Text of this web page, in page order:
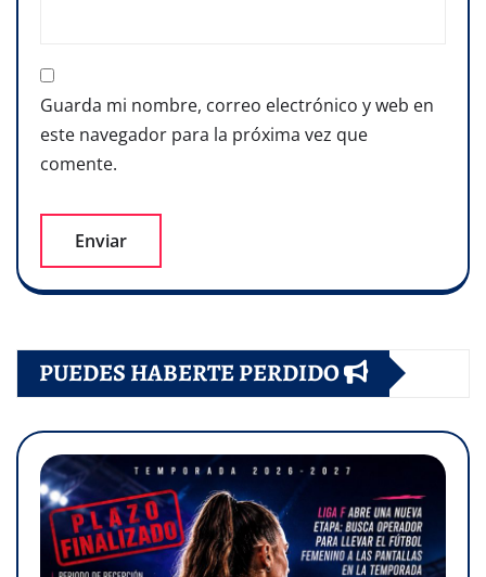
Guarda mi nombre, correo electrónico y web en
este navegador para la próxima vez que
comente.
PUEDES HABERTE PERDIDO